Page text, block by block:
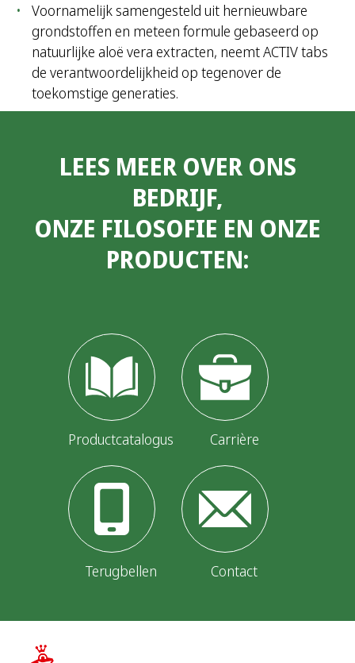
Voornamelijk samengesteld uit hernieuwbare
grondstoffen en meteen formule gebaseerd op
natuurlijke aloë vera extracten, neemt ACTIV tabs
de verantwoordelijkheid op tegenover de
toekomstige generaties.
LEES MEER OVER ONS
BEDRIJF,
ONZE FILOSOFIE EN ONZE
PRODUCTEN:
Productcatalogus Carrière
Terugbellen Contact